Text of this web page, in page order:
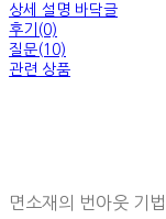
상세 설명 바닥글
후기(0)
질문(10)
관련 상품
면소재의 번아웃 기